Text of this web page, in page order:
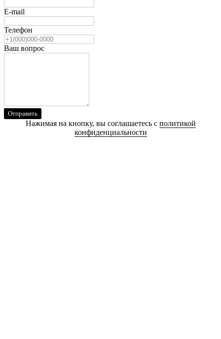
E-mail
Телефон
Ваш вопрос
Отправить
Нажимая на кнопку, вы соглашаетесь с политикой
конфиденциальности